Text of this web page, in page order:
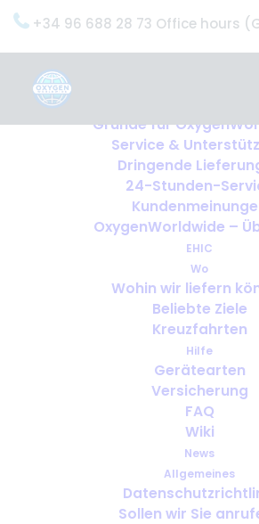
+34 96 688 28 73 Office hours
Gründe für
Service &
Dringende
24-Stunden-
OxygenWorldwide –
EHIC
Wo
Wohin wir liefern
Beliebte Ziele
Kreuzfahrten
Hilfe
Gerätearten
Versicherung
FAQ
Wiki
News
Allgemeines
Sollen wir Sie
Geschäftsreisen mit
Sauerstoff: Was muss
Abreise organisiert